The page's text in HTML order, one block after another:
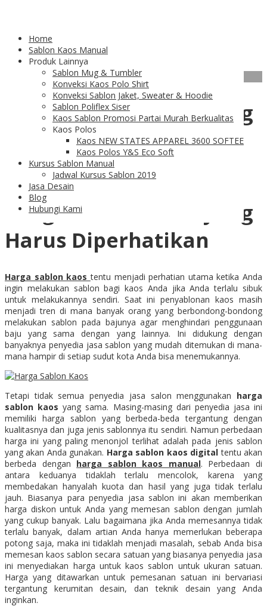
Home
Sablon Kaos Manual
Produk Lainnya
Sablon Mug & Tumbler
Konveksi Kaos Polo Shirt
Konveksi Sablon Jaket, Sweater & Hoodie
Sablon Poliflex Siser
Kaos Sablon Promosi Partai Murah Berkualitas
Kaos Polos
Kaos NEW STATES APPAREL 3600 SOFTEE
Kaos Polos Y&S Eco Soft
Kursus Sablon Manual
Jadwal Kursus Sablon 2019
Jasa Desain
Blog
Hubungi Kami
Kaos
Harga Sablon Kaos yang
Beragam
Harga Sablon Kaos yang
Harus Diperhatikan
Harga sablon kaostentu menjadi perhatian utama ketika Anda
ingin melakukan sablon bagi kaos Anda jika Anda terlalu sibuk
untuk melakukannya sendiri. Saat ini penyablonan kaos masih
menjadi tren di mana banyak orang yang berbondong-bondong
melakukan sablon pada bajunya agar menghindari penggunaan
baju yang sama dengan yang lainnya. Ini didukung dengan
banyaknya penyedia jasa sablon yang mudah ditemukan di mana-
mana hampir di setiap sudut kota Anda bisa menemukannya.
Tetapi tidak semua penyedia jasa salon menggunakan harga
sablon kaosyang sama. Masing-masing dari penyedia jasa ini
memiliki harga sablon yang berbeda-beda tergantung dengan
kualitasnya dan juga jenis sablonnya itu sendiri. Namun perbedaan
harga ini yang paling menonjol terlihat adalah pada jenis sablon
yang akan Anda gunakan. Harga sablon kaos digitaltentu akan
berbeda dengan harga sablon kaos manual. Perbedaan di
antara keduanya tidaklah terlalu mencolok, karena yang
membedakan hanyalah kuota dan hasil yang juga tidak terlalu
jauh. Biasanya para penyedia jasa sablon ini akan memberikan
harga diskon untuk Anda yang memesan sablon dengan jumlah
yang cukup banyak. Lalu bagaimana jika Anda memesannya tidak
terlalu banyak, dalam artian Anda hanya memerlukan beberapa
potong saja, maka ini tidaklah menjadi masalah, sebab Anda bisa
memesan kaos sablon secara satuan yang biasanya penyedia jasa
ini menyediakan harga untuk kaos sablon untuk ukuran satuan.
Harga yang ditawarkan untuk pemesanan satuan ini bervariasi
tergantung kerumitan desain, dan teknik desain yang Anda
inginkan.